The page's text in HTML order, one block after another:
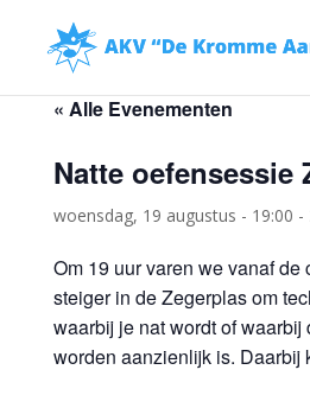
« Alle Evenementen
Natte oefensessie
woensdag, 19 augustus - 19:00 -
Om 19 uur varen we vanaf de
steiger in de Zegerplas om
waarbij je nat wordt of waarbij
worden aanzienlijk is. Daarbij